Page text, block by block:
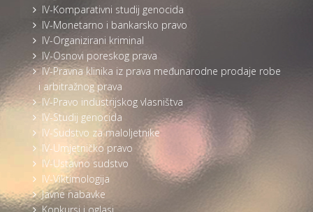
IV-Komparativni studij genocida
IV-Monetarno i bankarsko pravo
IV-Organizirani kriminal
IV-Osnovi poreskog prava
IV-Pravna klinika iz prava međunarodne prodaje robe
i arbitražnog prava
IV-Pravo industrijskog vlasništva
IV-Studij genocida
IV-Sudstvo za maloljetnike
IV-Umjetničko pravo
IV-Ustavno sudstvo
IV-Viktimologija
Javne nabavke